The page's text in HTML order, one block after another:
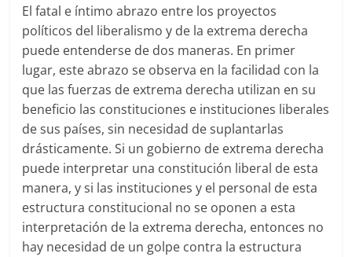
El fatal e íntimo abrazo entre los proyectos
políticos del liberalismo y de la extrema derecha
puede entenderse de dos maneras. En primer
lugar, este abrazo se observa en la facilidad con la
que las fuerzas de extrema derecha utilizan en su
beneficio las constituciones e instituciones liberales
de sus países, sin necesidad de suplantarlas
drásticamente. Si un gobierno de extrema derecha
puede interpretar una constitución liberal de esta
manera, y si las instituciones y el personal de esta
estructura constitucional no se oponen a esta
interpretación de la extrema derecha, entonces no
hay necesidad de un golpe contra la estructura